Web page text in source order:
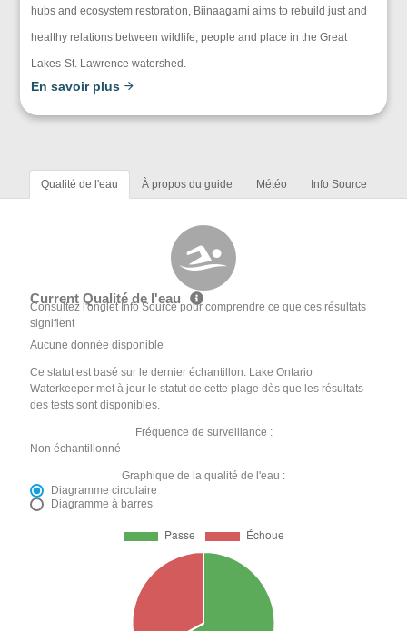
hubs and ecosystem restoration, Biinaagami aims to rebuild just and
healthy relations between wildlife, people and place in the Great
Lakes-St. Lawrence watershed.
En savoir plus
Qualité de l'eau À propos du guide Météo Info Source
Current Qualité de l'eau
Consultez l'onglet Info Source pour comprendre ce que ces résultats
signifient
Aucune donnée disponible
Ce statut est basé sur le dernier échantillon. Lake Ontario
Waterkeeper met à jour le statut de cette plage dès que les résultats
des tests sont disponibles.
Fréquence de surveillance :
Non échantillonné
Graphique de la qualité de l'eau :
Diagramme circulaire
Diagramme à barres